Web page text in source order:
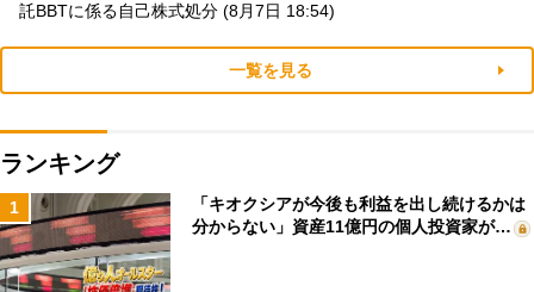
託BBTに係る自己株式処分 (8月7日 18:54)
一覧を見る
ランキング
1
「キオクシアが今後も利益を出し続けるかは
分からない」資産11億円の個人投資家が…